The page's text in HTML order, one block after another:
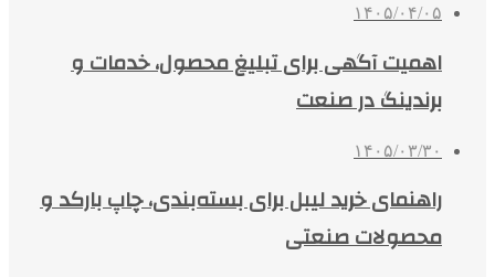
۱۴۰۵/۰۴/۰۵
اهمیت آگهی برای تبلیغ محصول، خدمات و
برندینگ در صنعت
۱۴۰۵/۰۳/۳۰
راهنمای خرید لیبل برای بسته‌بندی، چاپ بارکد و
محصولات صنعتی